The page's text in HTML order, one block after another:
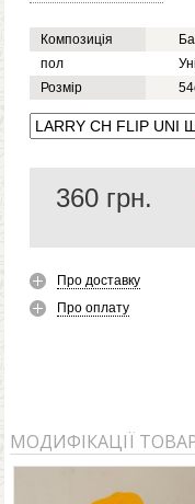
сильного вітру та
FLIP UNI червона
виготовляється з
означає, що такі
не пропустять
CH FLIP UNI
хлопчиків відмінно
Композиція
пол
Розмір
360 грн.
Про доставку
Про оплату
МОДИФІКАЦІЇ